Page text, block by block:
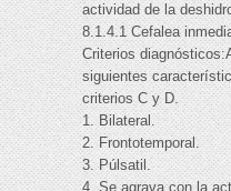
actividad de la
8.1.4.1 Cefalea
Criterios
siguientes
criterios C y D.
1. Bilateral.
2. Frontotemporal.
3. Púlsatil.
4. Se agrava con la